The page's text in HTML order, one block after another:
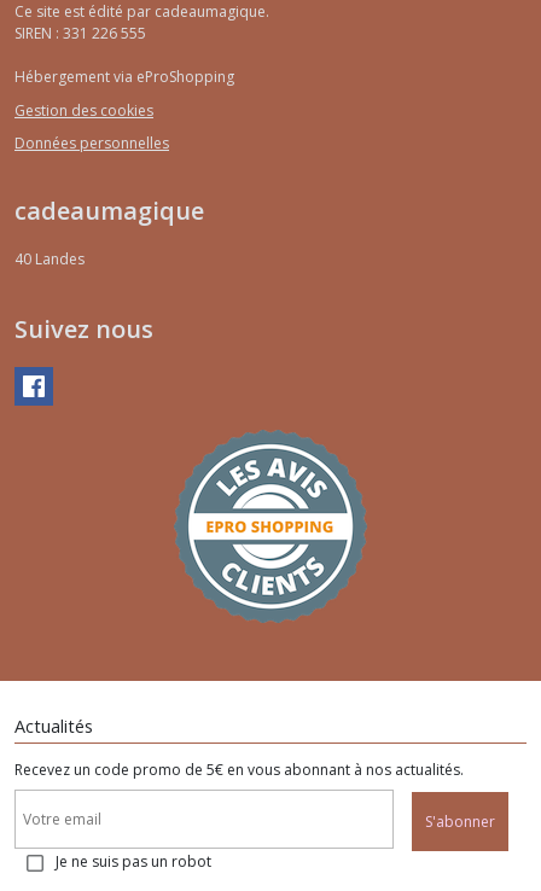
Ce site est édité par cadeaumagique.
SIREN : 331 226 555
Hébergement via eProShopping
Gestion des cookies
Données personnelles
cadeaumagique
40 Landes
Suivez nous
Actualités
Recevez un code promo de 5€ en vous abonnant à nos actualités.
S'abonner
Je ne suis pas un robot